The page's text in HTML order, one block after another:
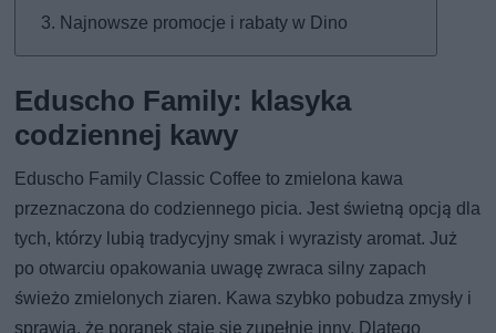
Najnowsze promocje i rabaty w Dino
Eduscho Family: klasyka
codziennej kawy
Eduscho Family Classic Coffee to zmielona kawa
przeznaczona do codziennego picia. Jest świetną opcją dla
tych, którzy lubią tradycyjny smak i wyrazisty aromat. Już
po otwarciu opakowania uwagę zwraca silny zapach
świeżo zmielonych ziaren. Kawa szybko pobudza zmysły i
sprawia, że poranek staje się zupełnie inny. Dlatego